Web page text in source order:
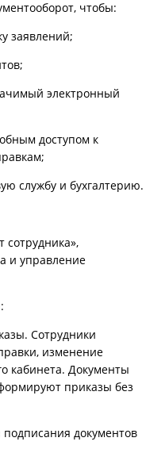
чтобы:
заявлений;
электронный
доступом к
службу и бухгалтерию.
и управление
Сотрудники
изменение
кабинета. Документы
приказы без
документов